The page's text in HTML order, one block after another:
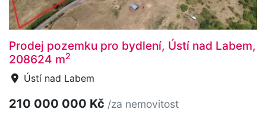
Prodej pozemku pro bydlení, Ústí nad Labem,
208624 m2
Ústí nad Labem
210 000 000 Kč /za nemovitost